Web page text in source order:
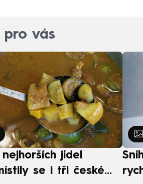
pro vás
jídel
se i tři české